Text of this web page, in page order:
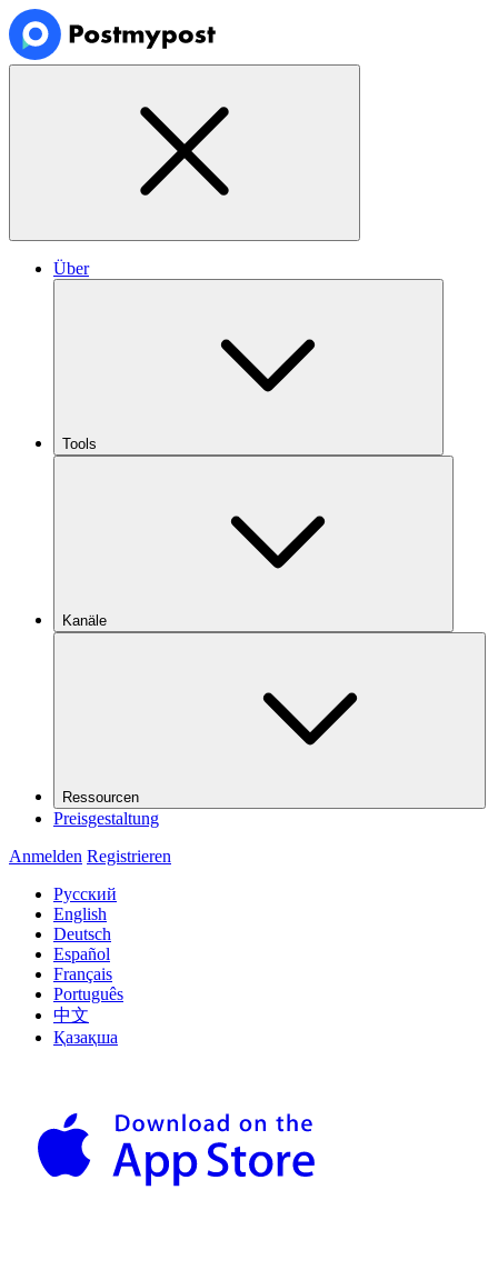
Über
Tools
Kanäle
Ressourcen
Preisgestaltung
Anmelden Registrieren
Русский
English
Deutsch
Español
Français
Português
中文
Қазақша